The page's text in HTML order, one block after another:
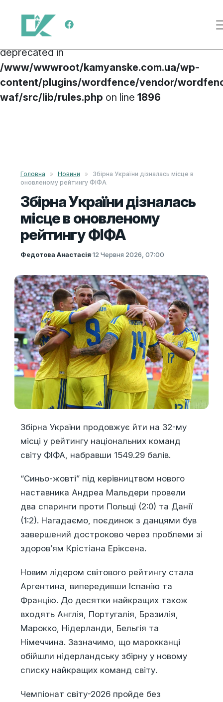
Deprecated
: preg_replace(): Passing null to
parameter #3 ($subject) of type array|string is
deprecated in
/www/wwwroot/kamyanske.com.ua/wp-
content/plugins/wordfence/vendor/
waf/src/lib/rules.php on line 1896
Main Navigation
Головна » Новини »
Збірна України дізналась місце в
оновленому рейтингу ФІФА
Збірна України дізналась
місце в оновленому
рейтингу ФІФА
Федотова Анастасія·12 Червня 2026, 07:00
Збірна України продовжує йти на 32-му
місці у рейтингу національних команд
світу ФІФА, набравши 1549.29 балів.
“Синьо-жовті” під керівництвом нового
наставника Андреа Мальдери провели
два спаринги проти Польщі (2:0) та Данії
(1:2). Нагадаємо, поєдинок з данцями був
завершений достроково через проблеми зі
здоров’ям Крістіана Еріксена.
Новим лідером світового рейтингу стала
Аргентина, випередивши Іспанію та
Францію. До десятки найкращих також
входять Англія, Португалія, Бразилія,
Марокко, Нідерланди, Бельгія та
Німеччина. Зазначимо, що марокканці
обійшли нідерландську збірну у новому
списку найкращих команд світу.
Чемпіонат світу-2026 пройде без